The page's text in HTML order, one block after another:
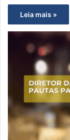
Leia mais »